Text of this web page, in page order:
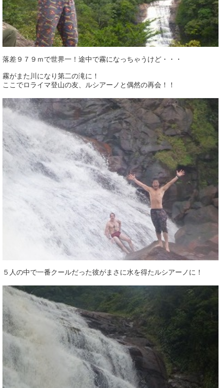
落差９７９ｍで世界一！途中で霧になっちゃうけど・・・
霧がまた川になり第二の滝に！
ここでロライマ登山の友、ルシアーノと偶然の再会！！
５人の中で一番クールだった彼がまさに水を得たルシアーノに！